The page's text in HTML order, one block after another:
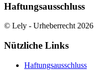
Haftungsausschluss
© Lely - Urheberrecht 2026
Nützliche Links
Haftungsausschluss